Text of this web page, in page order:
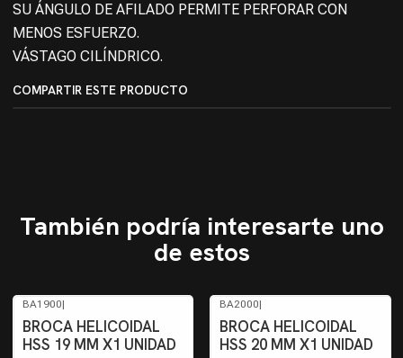
SU ÁNGULO DE AFILADO PERMITE PERFORAR CON
MENOS ESFUERZO.
VÁSTAGO CILÍNDRICO.
COMPARTIR ESTE PRODUCTO
También podría interesarte uno
de estos
BA1900|
BROCA HELICOIDAL
HSS 19 MM X1 UNIDAD
BA2000|
BROCA HELICOIDAL
HSS 20 MM X1 UNIDAD